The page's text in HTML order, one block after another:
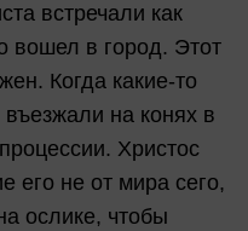
встречали как
вошел в город. Этот
Когда какие-то
на конях в
Христос
его не от мира сего,
ослике, чтобы